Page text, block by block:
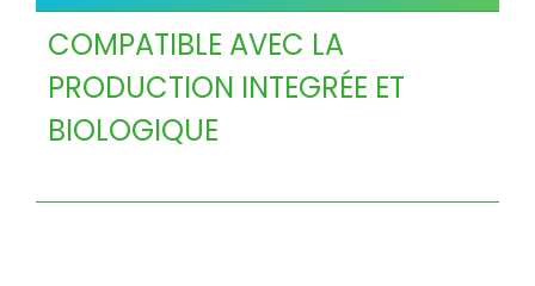
COMPATIBLE AVEC LA
PRODUCTION INTEGRÉE ET
BIOLOGIQUE